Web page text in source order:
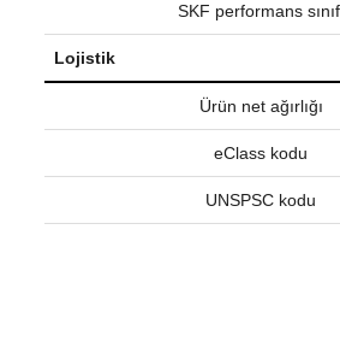
SKF performans
Lojistik
Ürün net ağırlığı
eClass kodu
UNSPSC kodu